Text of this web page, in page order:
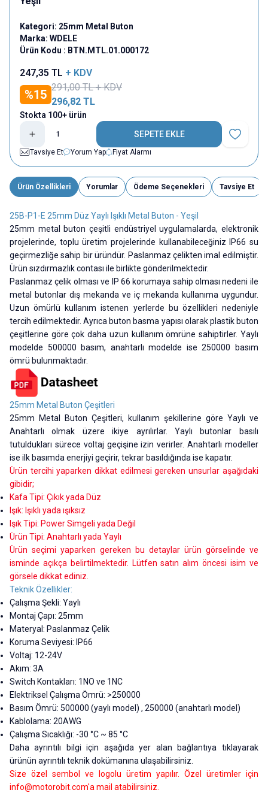
Kategori: 25mm Metal Buton
Marka: WDELE
Ürün Kodu : BTN.MTL.01.000172
247,35 TL + KDV
%15
291,00TL + KDV
296,82 TL
Stokta 100+ ürün
SEPETE EKLE
Favoriye
Tavsiye Et
Yorum Yap Fiyat Alarmı
Ürün Özellikleri Yorumlar Ödeme Seçenekleri Tavsiye Et
25B-P1-E 25mm Düz Yaylı Işıklı Metal Buton - Yeşil
25mm metal buton çeşitli endüstriyel uygulamalarda, elektronik
projelerinde, toplu üretim projelerinde kullanabileceğiniz IP66 su
geçirmezliğe sahip bir üründür. Paslanmaz çelikten imal edilmiştir.
Ürün sızdırmazlık contası ile birlikte gönderilmektedir.
Paslanmaz çelik olması ve IP 66 korumaya sahip olması nedeni ile
metal butonlar dış mekanda ve iç mekanda kullanıma uygundur.
Uzun ömürlü kullanım istenen yerlerde bu özellikleri nedeniyle
tercih edilmektedir. Ayrıca buton basma yapısı olarak plastik buton
çeşitlerine göre çok daha uzun kullanım ömrüne sahiptirler. Yaylı
modelde 500000 basım, anahtarlı modelde ise 250000 basım
ömrü bulunmaktadır.
25mm Metal Buton Çeşitleri
25mm Metal Buton Çeşitleri, kullanım şekillerine göre Yaylı ve
Anahtarlı olmak üzere ikiye ayrılırlar. Yaylı butonlar basılı
tutuldukları sürece voltaj geçişine izin verirler. Anahtarlı modeller
ise ilk basımda enerjiyi geçirir, tekrar basıldığında ise kapatır.
Ürün tercihi yaparken dikkat edilmesi gereken unsurlar aşağıdaki
gibidir;
Kafa Tipi: Çıkık yada Düz
Işık: Işıklı yada ışıksız
Işık Tipi: Power Simgeli yada Değil
Ürün Tipi: Anahtarlı yada Yaylı
Ürün seçimi yaparken gereken bu detaylar ürün görselinde ve
isminde açıkça belirtilmektedir. Lütfen satın alım öncesi isim ve
görsele dikkat ediniz.
Teknik Özellikler:
Çalışma Şekli: Yaylı
Montaj Çapı: 25mm
Materyal: Paslanmaz Çelik
Koruma Seviyesi: IP66
Voltaj: 12-24V
Akım: 3A
Switch Kontakları: 1NO ve 1NC
Elektriksel Çalışma Ömrü: >250000
Basım Ömrü: 500000 (yaylı model) , 250000 (anahtarlı model)
Kablolama: 20AWG
Çalışma Sıcaklığı: -30 °C ~ 85 °C
Daha ayrıntılı bilgi için aşağıda yer alan bağlantıya tıklayarak
ürünün ayrıntılı teknik dokümanına ulaşabilirsiniz.
Size özel sembol ve logolu üretim yapılır. Özel üretimler için
info@motorobit.com'a mail atabilirsiniz.